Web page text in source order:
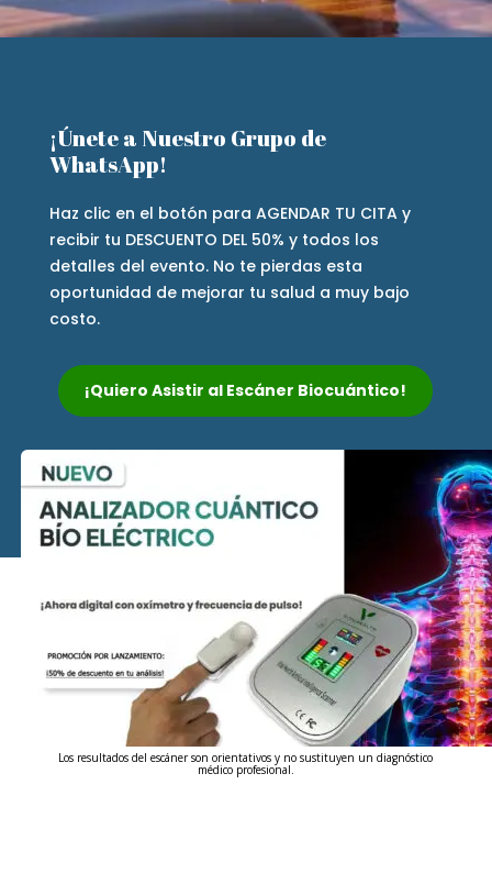
¡Únete a Nuestro Grupo de
WhatsApp!
Haz clic en el botón para AGENDAR TU CITA y
recibir tu DESCUENTO DEL 50% y todos los
detalles del evento. No te pierdas esta
oportunidad de mejorar tu salud a muy bajo
costo.
¡Quiero Asistir al Escáner Biocuántico!
Los resultados del escáner son orientativos y no sustituyen un diagnóstico
médico profesional.